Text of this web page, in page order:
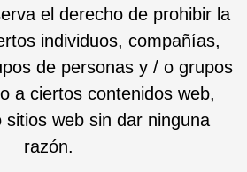
el derecho de prohibir la
individuos, compañías,
de personas y / o grupos
a ciertos contenidos web,
sitios web sin dar ninguna
razón.